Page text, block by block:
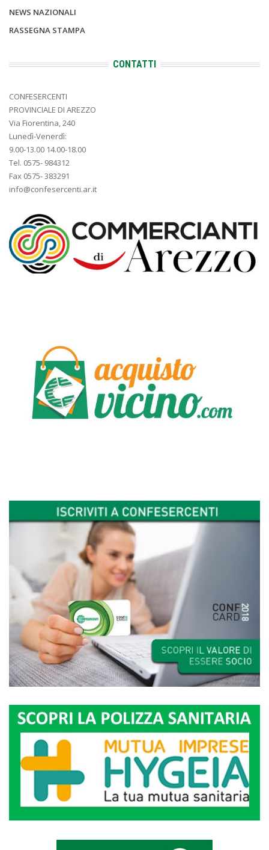
NEWS NAZIONALI
RASSEGNA STAMPA
CONTATTI
CONFESERCENTI
PROVINCIALE DI AREZZO
Via Fiorentina, 240
Lunedì-Venerdì:
9.00-13.00 14.00-18.00
Tel. 0575- 984312
Fax 0575- 383291
info@confesercenti.ar.it